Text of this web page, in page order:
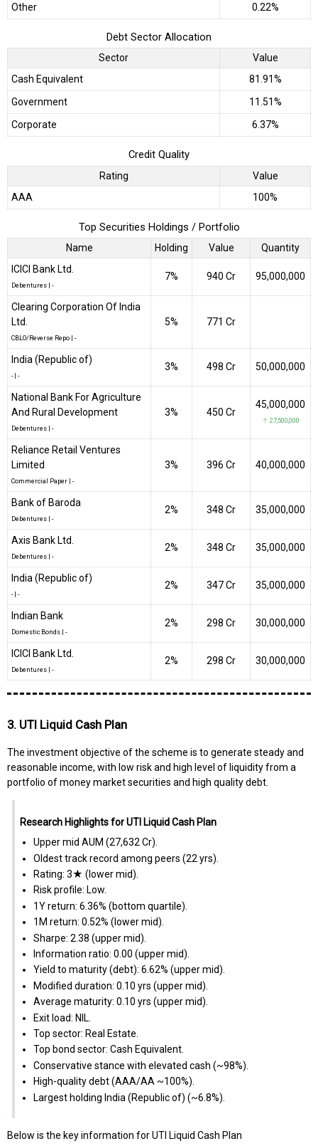
Other
0.22%
Debt Sector Allocation
Sector
Value
Cash Equivalent
81.91%
Government
11.51%
Corporate
6.37%
Credit Quality
Rating
Value
AAA
100%
Top Securities Holdings / Portfolio
Name Holding Value
Quantity
ICICI Bank Ltd.
Debentures -
7% ₹940 Cr 95,000,000
Clearing Corporation Of India
Ltd.
CBLO/Reverse Repo -
5% ₹771 Cr
India (Republic of)
-| -
3% ₹498 Cr 50,000,000
National Bank For Agriculture
And Rural Development
Debentures -
3% ₹450 Cr
45,000,000
↑ 27,500,000
Reliance Retail Ventures
Limited
Commercial Paper -
3% ₹396 Cr 40,000,000
Bank of Baroda
Debentures -
2% ₹348 Cr 35,000,000
Axis Bank Ltd.
Debentures -
2% ₹348 Cr 35,000,000
India (Republic of)
-| -
2% ₹347 Cr 35,000,000
Indian Bank
Domestic Bonds -
2% ₹298 Cr 30,000,000
ICICI Bank Ltd.
Debentures -
2% ₹298 Cr 30,000,000
3. UTI Liquid Cash Plan
The investment objective of the scheme is to generate steady and
reasonable income, with low risk and high level of liquidity from a
portfolio of money market securities and high quality debt.
Research Highlights for UTI Liquid Cash Plan
Upper mid AUM (₹27,632 Cr).
Oldest track record among peers (22 yrs).
Rating: 3★ (lower mid).
Risk profile: Low.
1Y return: 6.36% (bottom quartile).
1M return: 0.52% (lower mid).
Sharpe: 2.38 (upper mid).
Information ratio: 0.00 (upper mid).
Yield to maturity (debt): 6.62% (upper mid).
Modified duration: 0.10 yrs (upper mid).
Average maturity: 0.10 yrs (upper mid).
Exit load: NIL.
Top sector: Real Estate.
Top bond sector: Cash Equivalent.
Conservative stance with elevated cash (~98%).
High-quality debt (AAA/AA ~100%).
Largest holding India (Republic of) (~6.8%).
Below is the key information for UTI Liquid Cash Plan